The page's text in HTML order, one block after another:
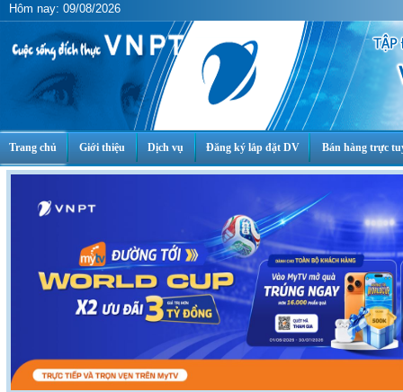
Hôm nay: 09/08/2026
Trang chủ Giới thiệu Dịch vụ Đăng ký lắp đặt DV Bán hàng trực